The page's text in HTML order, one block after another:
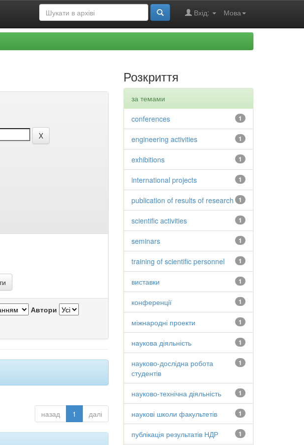
Мова
Вхід:
Автори
назад 1 далі
Розкриття
за темами
1
conferences
1
engineering activities
1
exhibitions
1
international projects
1
publication of results of research
1
scientific activities
1
seminars
1
training of scientific personnel
1
виставки
1
конференції
1
міжнародні проекти
1
наукова діяльність
1
науково-дослідна робота
студентів
1
науково-технічна діяльність
1
наукові школи факультетів
1
публікація результатів НДР